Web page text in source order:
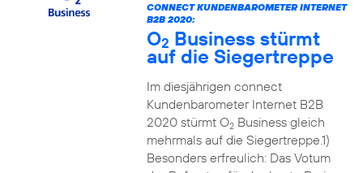
CONNECT KUNDENBAROMETER INTERNET
B2B 2020:
O2 Business stürmt
auf die Siegertreppe
Im diesjährigen connect
Kundenbarometer Internet B2B
2020 stürmt O2Business gleich
mehrmals auf die Siegertreppe.1)
Besonders erfreulich: Das Votum